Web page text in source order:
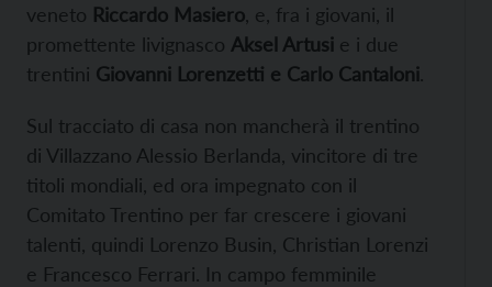
veneto Riccardo Masiero , e, fra i giovani, il
promettente livignasco Aksel Artusi e i due
trentini Giovanni Lorenzetti e Carlo Cantaloni.
Sul tracciato di casa non mancherà il trentino
di Villazzano Alessio Berlanda, vincitore di tre
titoli mondiali, ed ora impegnato con il
Comitato Trentino per far crescere i giovani
talenti, quindi Lorenzo Busin, Christian Lorenzi
e Francesco Ferrari. In campo femminile